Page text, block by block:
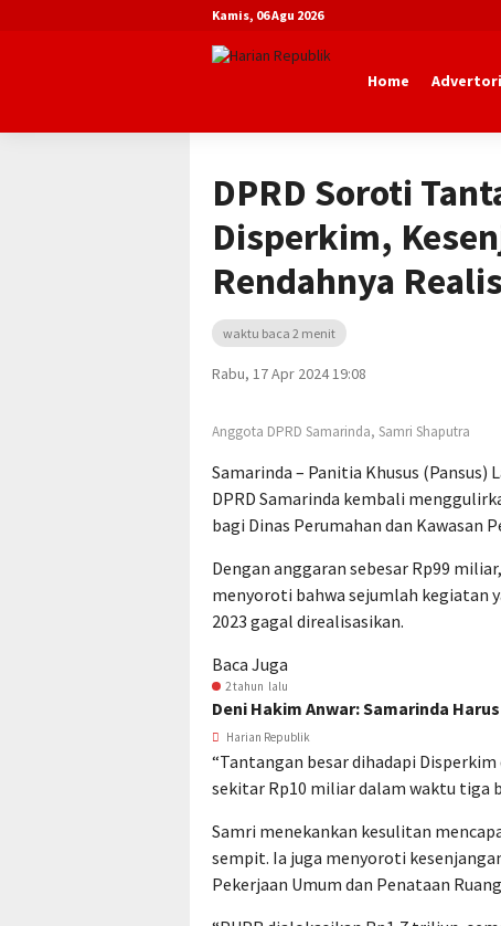
Kamis, 06 Agu 2026
Home
DPRD Soroti
Disperkim,
Rendahnya
waktu baca 2 menit
Rabu, 17 Apr 2024 19:08
Anggota DPRD Samarinda, Samri Shaputra
Samarinda – Panitia Khusus
DPRD Samarinda kembali
bagi Dinas Perumahan dan Kawasan
Dengan anggaran sebesar Rp99
menyoroti bahwa sejumlah kegiatan
2023 gagal direalisasikan.
Baca Juga
2 tahun lalu
Deni Hakim Anwar: Samarinda
Harian Republik
“Tantangan besar dihadapi
sekitar Rp10 miliar dalam waktu tiga
Samri menekankan kesulitan
sempit. Ia juga menyoroti
Pekerjaan Umum dan Penataan